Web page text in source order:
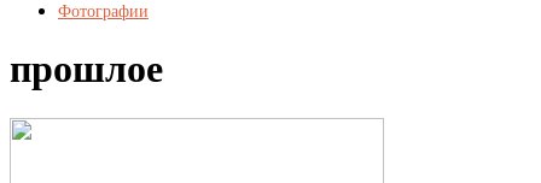
Фотографии
прошлое